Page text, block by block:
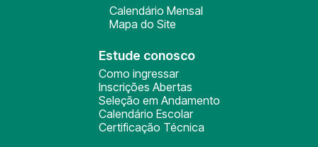
Calendário Mensal
Mapa do Site
Estude conosco
Como ingressar
Inscrições Abertas
Seleção em Andamento
Calendário Escolar
Certificação Técnica